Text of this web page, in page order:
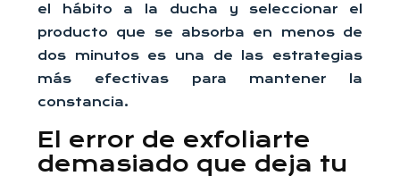
el hábito a la ducha y seleccionar el
producto que se absorba en menos de
dos minutos es una de las estrategias
más efectivas para mantener la
constancia.
El error de exfoliarte
demasiado que deja tu